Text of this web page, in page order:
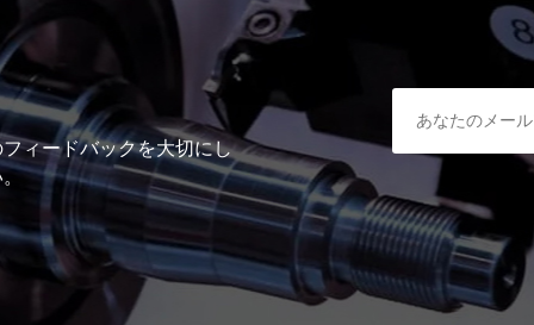
ィードバックを大切にし
。